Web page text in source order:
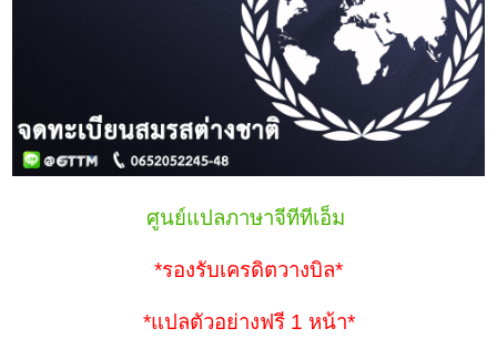
ศูนย์แปลภาษาจีทีทีเอ็ม
*รองรับเครดิตวางบิล*
*แปลตัวอย่างฟรี 1 หน้า*